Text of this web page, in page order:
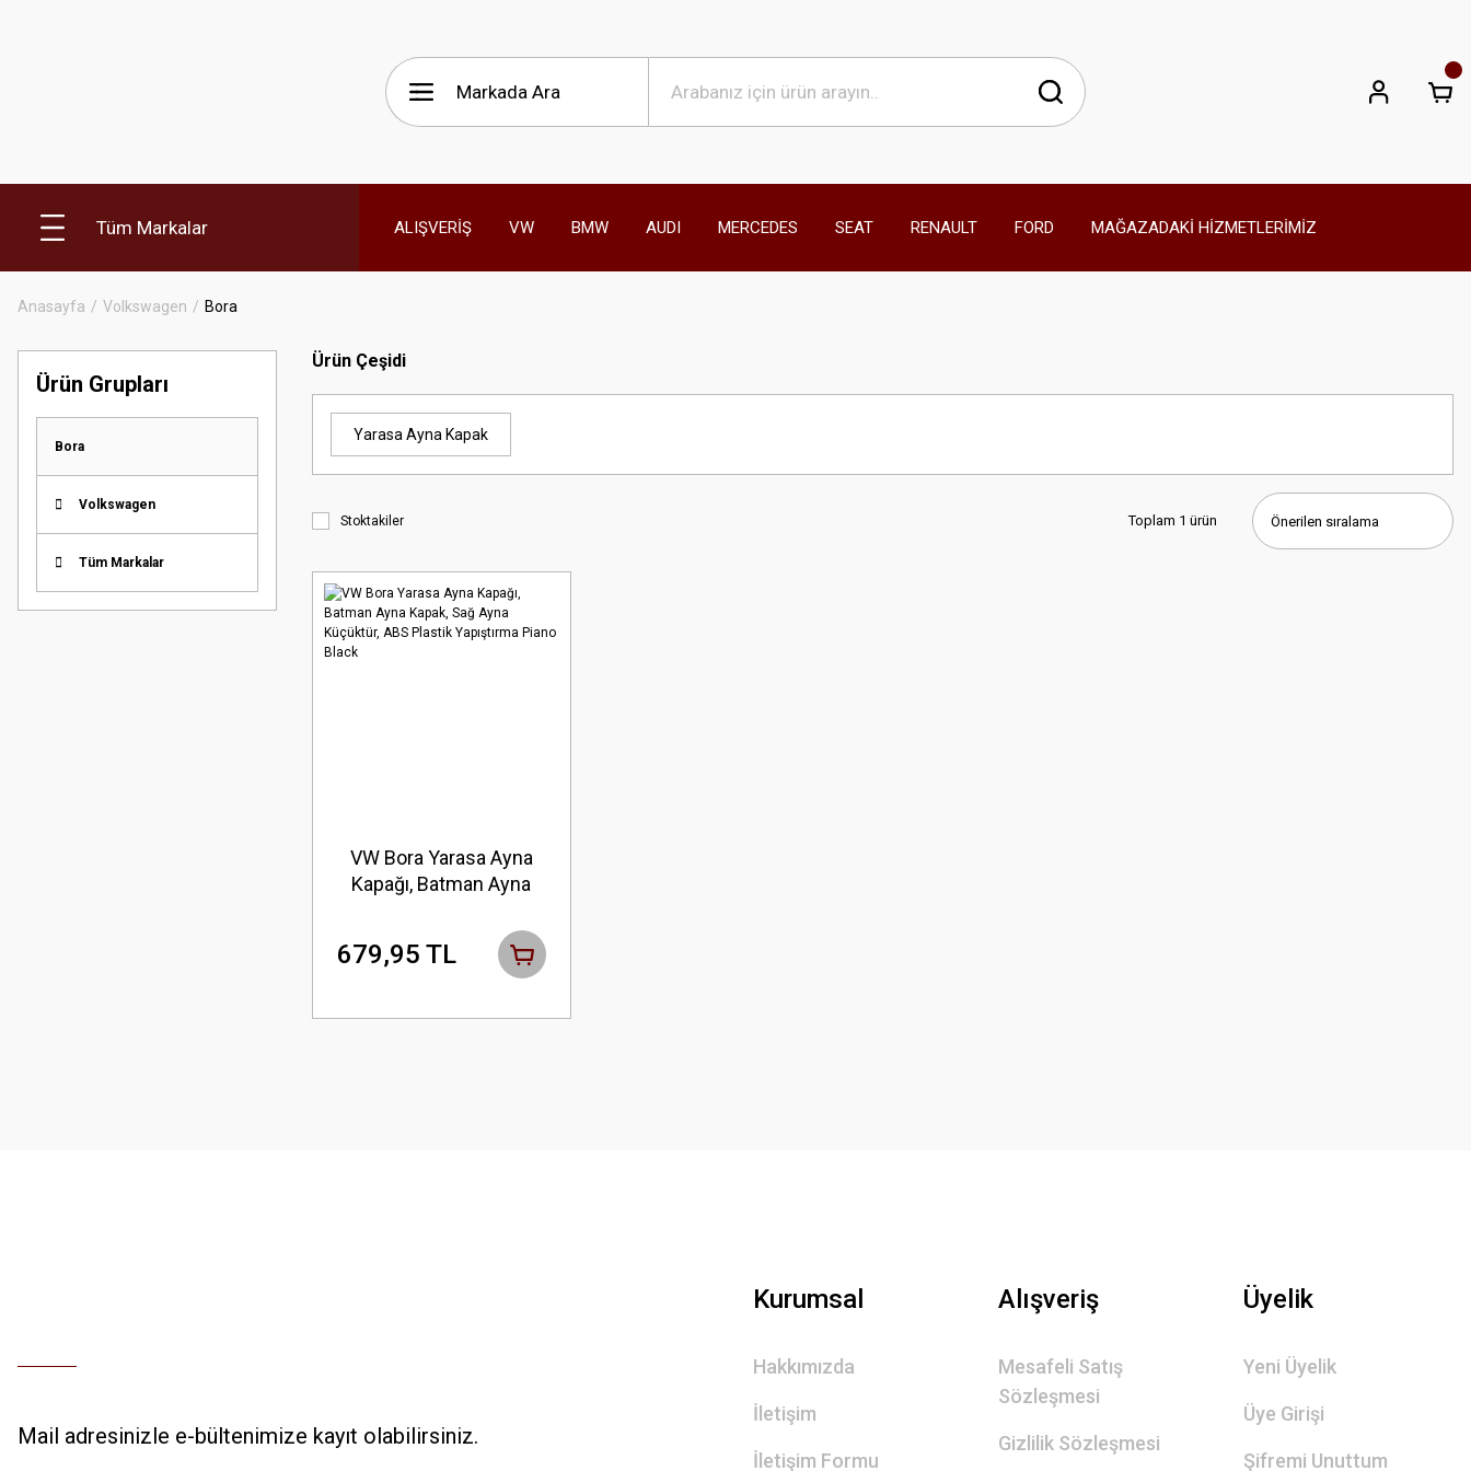
Tüm Markalar ALIŞVERİŞ VW BMW AUDI MERCEDES SEAT RENAULT FORD MAĞAZADAKİ HİZMETLERİMİZ
Anasayfa Volkswagen Bora
Ürün Grupları
Bora
Volkswagen
Tüm Markalar
Ürün Çeşidi
Yarasa Ayna Kapak
Stoktakiler Toplam 1 ürün
VW Bora Yarasa Ayna
Kapağı, Batman Ayna
Küçüktür, ABS Plastik
Yapıştırma Piano Black
679,95 TL
Mail adresinizle e-bültenimize kayıt olabilirsiniz.
Kurumsal
Hakkımızda
İletişim
İletişim Formu
Alışveriş
Mesafeli Satış
Sözleşmesi
Gizlilik Sözleşmesi
Üyelik
Yeni Üyelik
Üye Girişi
Şifremi Unuttum